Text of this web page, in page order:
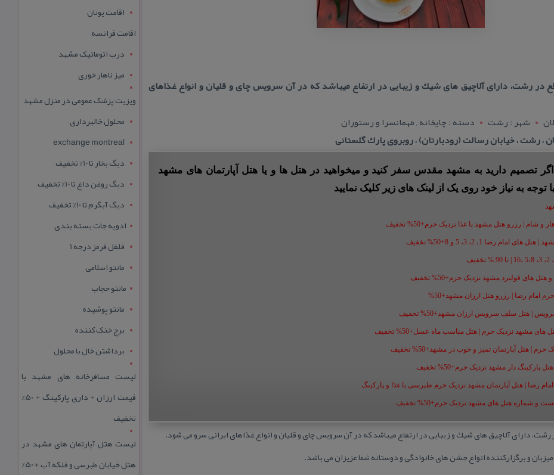
رشت، دارای آلاچیق های شیك و زیبایی در ارتفاع میباشد كه در آن سرویس چای و قلیان و انواع غذاهای
شهر : رشت
دسته : چایخانه , مهمانسرا و رستوران
رشت ، خیابان رسالت (رودبارتان) ، روبروی پارك گلستانی
اگر تصمیم دارید به مشهد مقدس سفر کنید و میخواهید در هتل ها و یا هتل آپارتمان های مشهد
توجه به نیاز خود روی یک از لینک های زیر کلیک نمایید
شام | رزرو هتل مشهد با غذا نزدیک حرم+50% تخفیف
رضا 1، 2، 3، 5 و 8+50% تخفیف
های فولبرد مشهد نزدیک حرم+50% تخفیف
| هتل سلف سرویس ارزان مشهد+50% تخفیف
های مشهد نزدیک حرم | هتل مناسب ماه عسل+50% تخفیف
| هتل آپارتمان تمیز و خوب در مشهد+50% تخفیف
دار مشهد نزدیک حرم+50% تخفیف
امام رضا | هتل آپارتمان مشهد نزدیک حرم طبرسی با غذا و پارکینگ
شماره هتل های مشهد نزدیک حرم+50% تخفیف
دارای آلاچیق های شیك و زیبایی در ارتفاع میباشد كه در آن سرویس چای و قلیان و انواع غذاهای ایرانی سرو می شود.
و برگزاركننده انواع جشن های خانوادگی و دوستانه شما عزیزان می باشد.
اقامت یونان
اقامت فرانسه
درب اتوماتیک مشهد
میز ناهار خوری
ویزیت پزشک عمومی در منزل مشهد
محلول خالبرداری
exchange montreal
دیگ بخار تا 10% تخفیف
دیگ روغن داغ تا 10% تخفیف
دیگ آبگرم تا 10% تخفیف
ادویه جات بسته بندی
فلفل قرمز درجه 1
مانتو اسلامی
مانتو حجاب
مانتو پوشیده
برج خنک کننده
برداشتن خال با محلول
لیست مسافرخانه های مشهد با
قیمت ارزان + داری پارکینگ + 50%
تخفیف
لیست هتل آپارتمان های مشهد در
هتل خیابان طبرسی و فلکه آب + 50%